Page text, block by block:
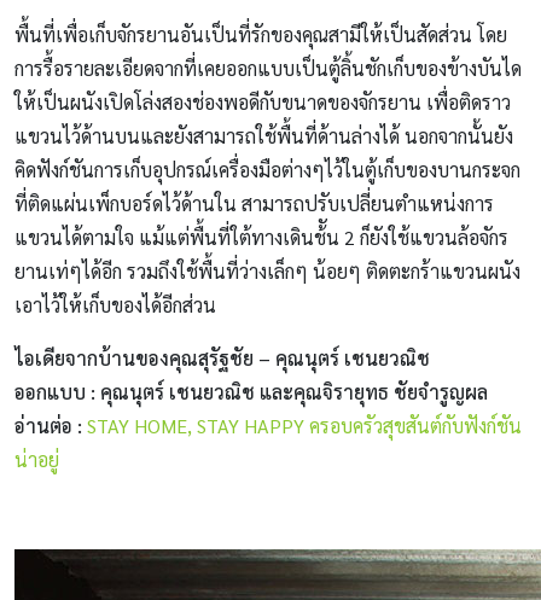
พื้นที่เพื่อเก็บจักรยานอันเป็นที่รักของคุณสามีให้เป็นสัดส่วน โดย
การรื้อรายละเอียดจากที่เคยออกแบบเป็นตู้ลิ้นชักเก็บของข้างบันได
ให้เป็นผนังเปิดโล่งสองช่องพอดีกับขนาดของจักรยาน เพื่อติดราว
แขวนไว้ด้านบนและยังสามารถใช้พื้นที่ด้านล่างได้ นอกจากนั้นยัง
คิดฟังก์ชันการเก็บอุปกรณ์เครื่องมือต่างๆไว้ในตู้เก็บของบานกระจก
ที่ติดแผ่นเพ็กบอร์ดไว้ด้านใน สามารถปรับเปลี่ยนตําแหน่งการ
แขวนได้ตามใจ แม้แต่พื้นที่ใต้ทางเดินช้ัน 2 ก็ยังใช้แขวนล้อจักร
ยานเท่ๆได้อีก รวมถึงใช้พื้นที่ว่างเล็กๆ น้อยๆ ติดตะกร้าแขวนผนัง
เอาไว้ให้เก็บของได้อีกส่วน
ไอเดียจากบ้านของคุณสุรัฐชัย – คุณนุตร์ เชนยวณิช
ออกแบบ : คุณนุตร์ เชนยวณิช และคุณจิรายุทธ ชัยจํารูญผล
อ่านต่อ : STAY HOME, STAY HAPPY ครอบครัวสุขสันต์กับฟังก์ชัน
น่าอยู่